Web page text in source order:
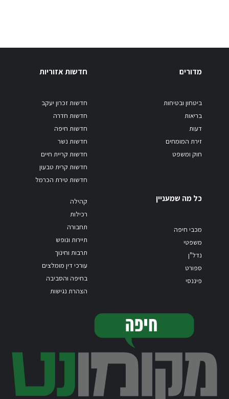
מדורים
ביטחון ובטיחות
בריאות
דעות
זירת המומחים
חוק ומשפט
חדשות אזוריות
חדשות זכרון יעקב
חדשות חדרה
חדשות חיפה
חדשות נשר
חדשות קריית חיים
חדשות קרית טבעון
חדשות טירת הכרמל
כל מה שמעניין
מכבי חיפה
משפטי
נדל"ן
ספורט
פיננסי
קהילה
רכילות
תחבורה
תיירות ונופש
תרבות וחינוך
עורכי דין מומלצים
בחיפה והסביבה
הצהרת נגישות